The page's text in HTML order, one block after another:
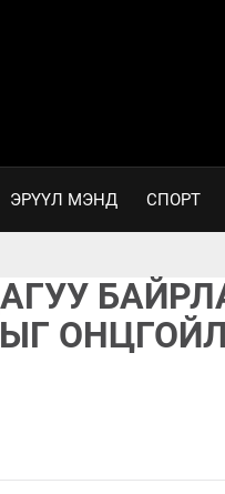
ЭРҮҮЛ МЭНД СПОРТ